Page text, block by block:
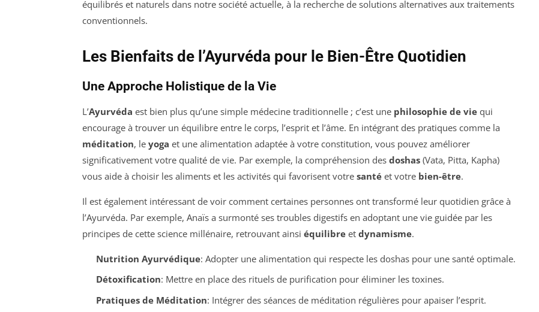
équilibrés et naturels dans notre société actuelle, à la recherche de solutions alternatives aux traitements
conventionnels.
Les Bienfaits de l’Ayurvéda pour le Bien-Être Quotidien
Une Approche Holistique de la Vie
L’Ayurvéda est bien plus qu’une simple médecine traditionnelle ; c’est une philosophie de vie qui
encourage à trouver un équilibre entre le corps, l’esprit et l’âme. En intégrant des pratiques comme la
méditation, le yoga et une alimentation adaptée à votre constitution, vous pouvez améliorer
significativement votre qualité de vie. Par exemple, la compréhension des doshas (Vata, Pitta, Kapha)
vous aide à choisir les aliments et les activités qui favorisent votre santé et votre bien-être.
Il est également intéressant de voir comment certaines personnes ont transformé leur quotidien grâce à
l’Ayurvéda. Par exemple, Anaïs a surmonté ses troubles digestifs en adoptant une vie guidée par les
principes de cette science millénaire, retrouvant ainsi équilibre et dynamisme.
Nutrition Ayurvédique: Adopter une alimentation qui respecte les doshas pour une santé optimale.
Détoxification: Mettre en place des rituels de purification pour éliminer les toxines.
Pratiques de Méditation: Intégrer des séances de méditation régulières pour apaiser l’esprit.